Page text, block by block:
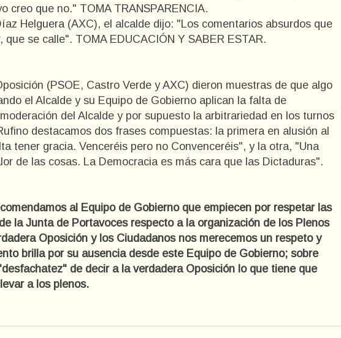
creo que no." TOMA TRANSPARENCIA.
Helguera (AXC), el alcalde dijo: "Los comentarios absurdos que
se calle". TOMA EDUCACIÓN Y SABER ESTAR.
(PSOE, Castro Verde y AXC) dieron muestras de que algo
el Alcalde y su Equipo de Gobierno aplican la falta de
del Alcalde y por supuesto la arbitrariedad en los turnos
destacamos dos frases compuestas: la primera en alusión al
tener gracia. Venceréis pero no Convenceréis", y la otra, "Una
de las cosas. La Democracia es más cara que las Dictaduras".
al Equipo de Gobierno que empiecen por respetar las
la Junta de Portavoces respecto a la organización de los Plenos
Oposición y los Ciudadanos nos merecemos un respeto y
brilla por su ausencia desde este Equipo de Gobierno; sobre
de decir a la verdadera Oposición lo que tiene que
a los plenos.